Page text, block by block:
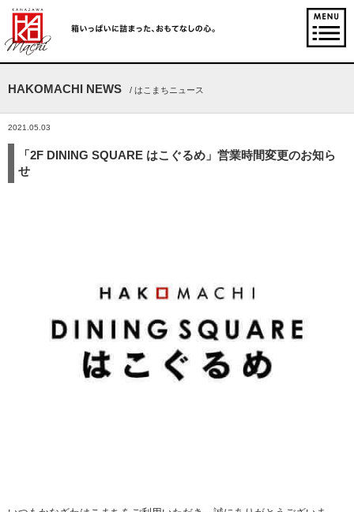
HAKOMACHI NEWS / はこまちニュース
2021.05.03
「2F DINING SQUARE はこぐるめ」営業時間変更のお知ら
せ